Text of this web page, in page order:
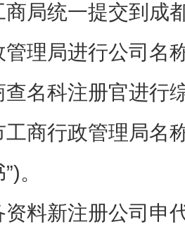
商局统一提交到成
理局进行公司名
名科注册官进行
商行政管理局名
。
资料新注册公司申